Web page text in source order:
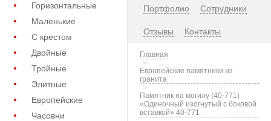
Горизонтальные
Маленькие
С крестом
Двойные
Тройные
Элитные
Европейские
Часовни
Портфолио Сотрудники
Отзывы Контакты
Главная
Европейские памятники из
гранита
Памятник на могилу (40-771)
«Одиночный изогнутый с боковой
вставкой» 40-771